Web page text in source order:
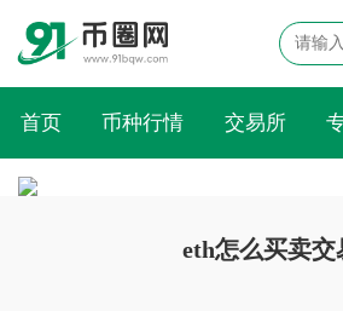
首页 币种行情 交易所
eth怎么买卖交